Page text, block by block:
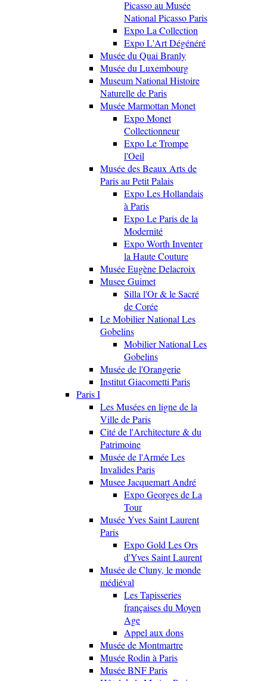
Picasso au Musée
National Picasso Paris
Expo La Collection
Expo L'Art Dégénéré
Musée du Quai Branly
Musée du Luxembourg
Museum National Histoire
Naturelle de Paris
Musée Marmottan Monet
Expo Monet
Collectionneur
Expo Le Trompe
l'Oeil
Musée des Beaux Arts de
Paris au Petit Palais
Expo Les Hollandais
à Paris
Expo Le Paris de la
Modernité
Expo Worth Inventer
la Haute Couture
Musée Eugène Delacroix
Musee Guimet
Silla l'Or & le Sacré
de Corée
Le Mobilier National Les
Gobelins
Mobilier National Les
Gobelins
Musée de l'Orangerie
Institut Giacometti Paris
Paris I
Les Musées en ligne de la
Ville de Paris
Cité de l'Architecture & du
Patrimoine
Musée de l'Armée Les
Invalides Paris
Musee Jacquemart André
Expo Georges de La
Tour
Musée Yves Saint Laurent
Paris
Expo Gold Les Ors
d'Yves Saint Laurent
Musée de Cluny, le monde
médiéval
Les Tapisseries
françaises du Moyen
Age
Appel aux dons
Musée de Montmartre
Musée Rodin à Paris
Musée BNF Paris